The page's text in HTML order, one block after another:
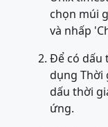
chọn múi
và nhấp
Để có dấu
dụng Thời
dấu thời
ứng.